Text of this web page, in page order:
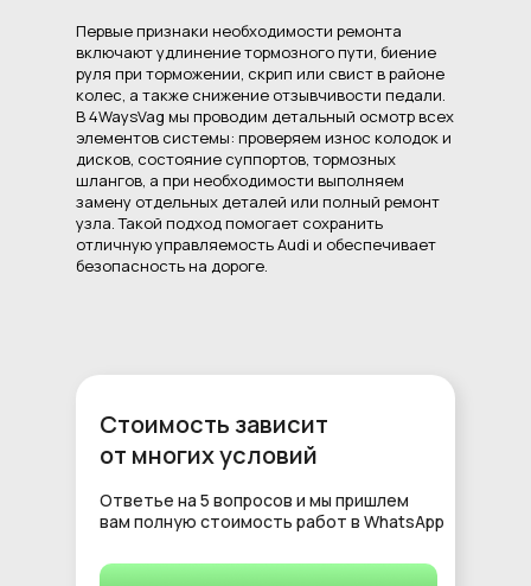
Первые признаки необходимости ремонта
включают удлинение тормозного пути, биение
руля при торможении, скрип или свист в районе
колес, а также снижение отзывчивости педали.
В 4WaysVag мы проводим детальный осмотр всех
элементов системы: проверяем износ колодок и
дисков, состояние суппортов, тормозных
шлангов, а при необходимости выполняем
замену отдельных деталей или полный ремонт
узла. Такой подход помогает сохранить
отличную управляемость Audi и обеспечивает
безопасность на дороге.
Стоимость зависит
от многих условий
Ответье на 5 вопросов и мы пришлем
вам полную стоимость работ в WhatsApp